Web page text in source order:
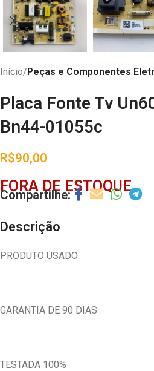
Início Peças e Componentes
Placa Fonte Tv
Bn44-01055c
R$90,00
FORA DE ESTOQUE
Descrição
PRODUTO USADO
GARANTIA DE 90 DIAS
TESTADA 100%